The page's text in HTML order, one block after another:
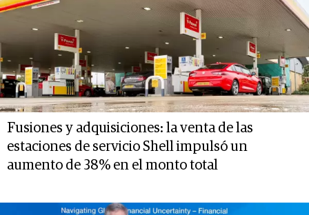
Fusiones y adquisiciones: la venta de las
estaciones de servicio Shell impulsó un
aumento de 38% en el monto total